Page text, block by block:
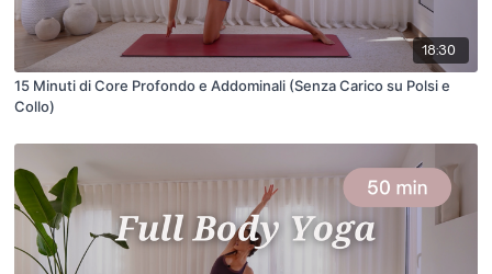
18:30
15 Minuti di Core Profondo e Addominali (Senza Carico su Polsi e
Collo)